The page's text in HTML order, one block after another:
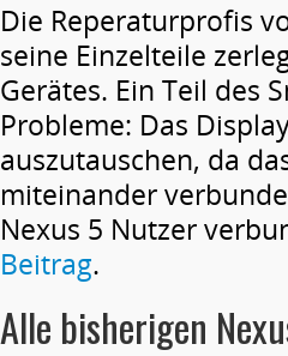
Die Reperaturprofis
seine Einzelteile
Gerätes. Ein Teil des
Probleme: Das
auszutauschen, da
miteinander
Nexus 5 Nutzer
Beitrag.
Alle bisherigen